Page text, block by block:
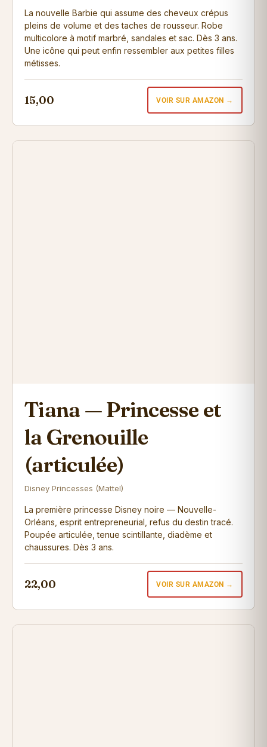
La nouvelle Barbie qui assume des cheveux crépus
pleins de volume et des taches de rousseur. Robe
multicolore à motif marbré, sandales et sac. Dès 3 ans.
Une icône qui peut enfin ressembler aux petites filles
métisses.
15,00 VOIR SUR AMAZON →
Tiana — Princesse et
la Grenouille
(articulée)
Disney Princesses (Mattel)
La première princesse Disney noire — Nouvelle-
Orléans, esprit entrepreneurial, refus du destin tracé.
Poupée articulée, tenue scintillante, diadème et
chaussures. Dès 3 ans.
22,00 VOIR SUR AMAZON →